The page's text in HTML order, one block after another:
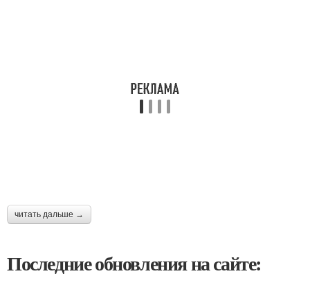
читать дальше →
Последние обновления на сайте: